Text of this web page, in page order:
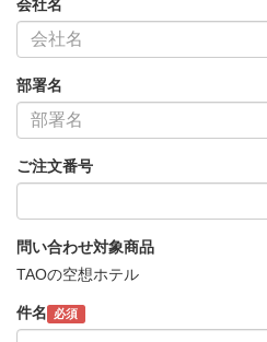
会社名
部署名
ご注文番号
問い合わせ対象商品
TAOの空想ホテル
件名 必須